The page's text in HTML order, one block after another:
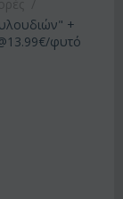
+
φυτό